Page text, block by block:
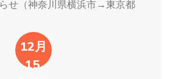
せ（神奈川県横浜市→東京都
12月
15,